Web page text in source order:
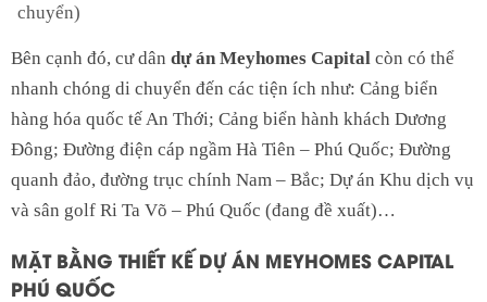
chuyển)
Bên cạnh đó, cư dân dự án Meyhomes Capital còn có thể
nhanh chóng di chuyển đến các tiện ích như: Cảng biển
hàng hóa quốc tế An Thới; Cảng biển hành khách Dương
Đông; Đường điện cáp ngầm Hà Tiên – Phú Quốc; Đường
quanh đảo, đường trục chính Nam – Bắc; Dự án Khu dịch vụ
và sân golf Ri Ta Võ – Phú Quốc (đang đề xuất)…
MẶT BẰNG THIẾT KẾ DỰ ÁN MEYHOMES CAPITAL
PHÚ QUỐC